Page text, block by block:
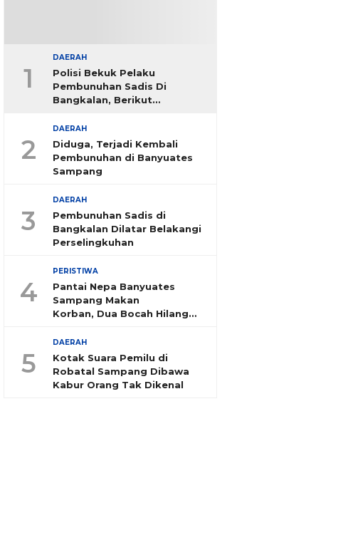
1
DAERAH
Polisi Bekuk Pelaku
Pembunuhan Sadis Di
Bangkalan, Berikut
2
DAERAH
Diduga, Terjadi Kembali
Pembunuhan di Banyuates
Sampang
3
DAERAH
Pembunuhan Sadis di
Bangkalan Dilatar Belakangi
Perselingkuhan
4
PERISTIWA
Pantai Nepa Banyuates
Sampang Makan
Korban, Dua Bocah Hilang
5
DAERAH
Kotak Suara Pemilu di
Robatal Sampang Dibawa
Kabur Orang Tak Dikenal